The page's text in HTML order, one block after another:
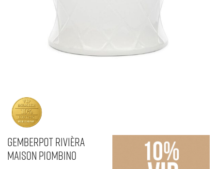
Gemberpot Rivièra
Maison Piombino